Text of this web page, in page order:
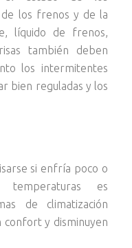
de los frenos y de la
líquido de frenos,
también deben
los intermitentes
bien reguladas y los
si enfría poco o
es
de climatización
confort y disminuyen